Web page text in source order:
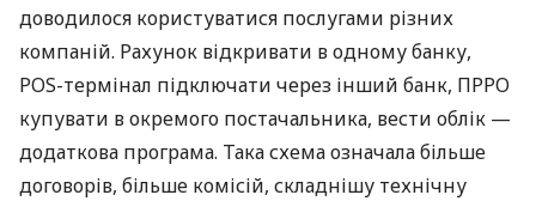
доводилося користуватися послугами різних
компаній. Рахунок відкривати в одному банку,
POS-термінал підключати через інший банк, ПРРО
купувати в окремого постачальника, вести облік —
додаткова програма. Така схема означала більше
договорів, більше комісій, складнішу технічну